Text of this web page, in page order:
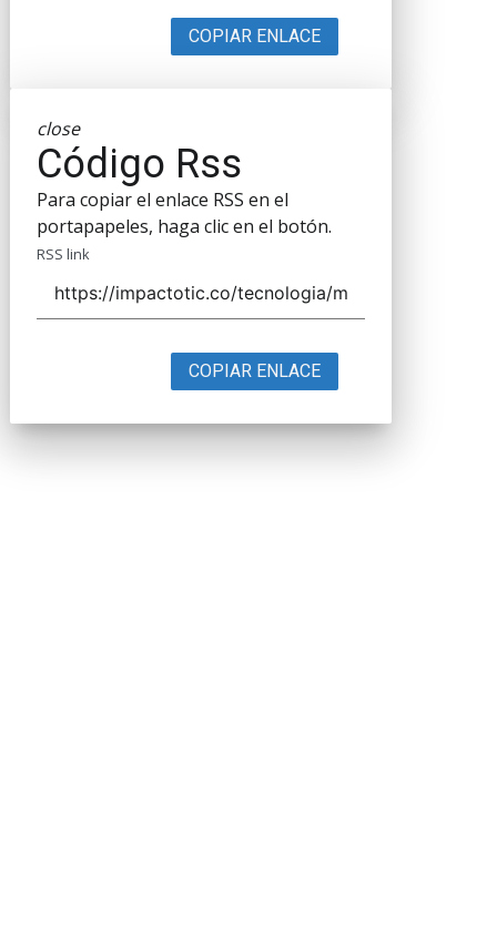
COPIAR ENLACE
close
Código Rss
Para copiar el enlace RSS en el
portapapeles, haga clic en el botón.
RSS link
COPIAR ENLACE